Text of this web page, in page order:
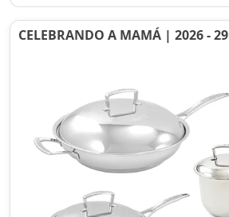
CELEBRANDO A MAMÁ | 2026 - 29